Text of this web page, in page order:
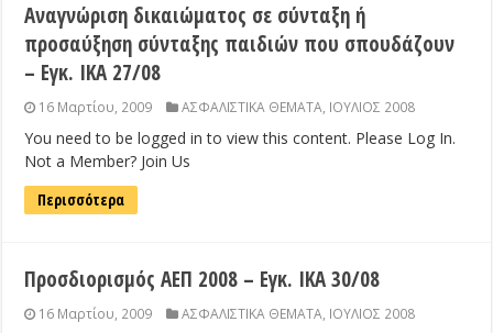
Αναγνώριση δικαιώματος σε σύνταξη ή
προσαύξηση σύνταξης παιδιών που σπουδάζουν
– Εγκ. ΙΚΑ 27/08
16 Μαρτίου, 2009 ΑΣΦΑΛΙΣΤΙΚΑ ΘΕΜΑΤΑ, ΙΟΥΛΙΟΣ 2008
You need to be logged in to view this content. Please Log In.
Not a Member? Join Us
Περισσότερα
Προσδιορισμός ΑΕΠ 2008 – Εγκ. ΙΚΑ 30/08
16 Μαρτίου, 2009 ΑΣΦΑΛΙΣΤΙΚΑ ΘΕΜΑΤΑ, ΙΟΥΛΙΟΣ 2008